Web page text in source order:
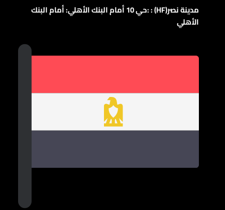
مدينة نصر(HF) : :حي 10 أمام البنك الأهلي: أمام البنك
الأهلي